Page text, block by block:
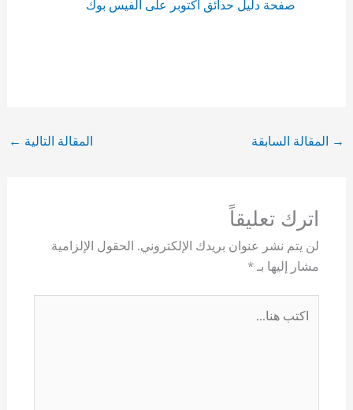
صفحة دليل حدائق اكتوبر على الفيس بوك
→ المقالة السابقة المقالة التالية ←
اترك تعليقاً
لن يتم نشر عنوان بريدك الإلكتروني. الحقول الإلزامية
مشار إليها بـ *
هنا...